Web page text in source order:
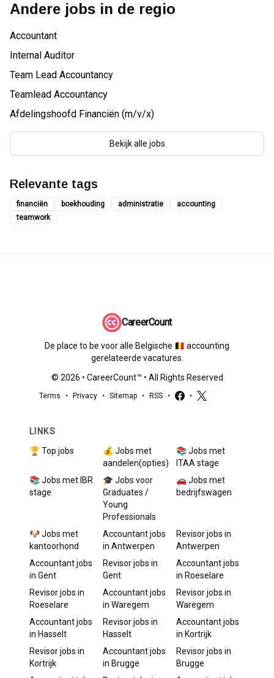
Andere jobs in de regio
Accountant
Internal Auditor
Team Lead Accountancy
Teamlead Accountancy
Afdelingshoofd Financiën (m/v/x)
Bekijk alle jobs
Relevante tags
financiën boekhouding administratie
accounting
teamwork
CareerCount
De place to be voor alle Belgische 🇧🇪 accounting
gerelateerde vacatures.
© 2026 • CareerCount™ • All Rights Reserved
Terms • Privacy • Sitemap • RSS • •
LINKS
🏆 Top jobs
💰 Jobs met
aandelen(opties)
📚 Jobs met
ITAA stage
📚 Jobs met IBR
stage
🎓 Jobs voor
Graduates /
Young
Professionals
🚗 Jobs met
bedrijfswagen
🐶 Jobs met
kantoorhond
Accountantjobs
in Antwerpen
Revisorjobs in
Antwerpen
Accountantjobs
in Gent
Revisorjobs in
Gent
Accountantjobs
in Roeselare
Revisorjobs in
Roeselare
Accountantjobs
in Waregem
Revisorjobs in
Waregem
Accountantjobs
in Hasselt
Revisorjobs in
Hasselt
Accountantjobs
in Kortrijk
Revisorjobs in
Kortrijk
Accountantjobs
in Brugge
Revisorjobs in
Brugge